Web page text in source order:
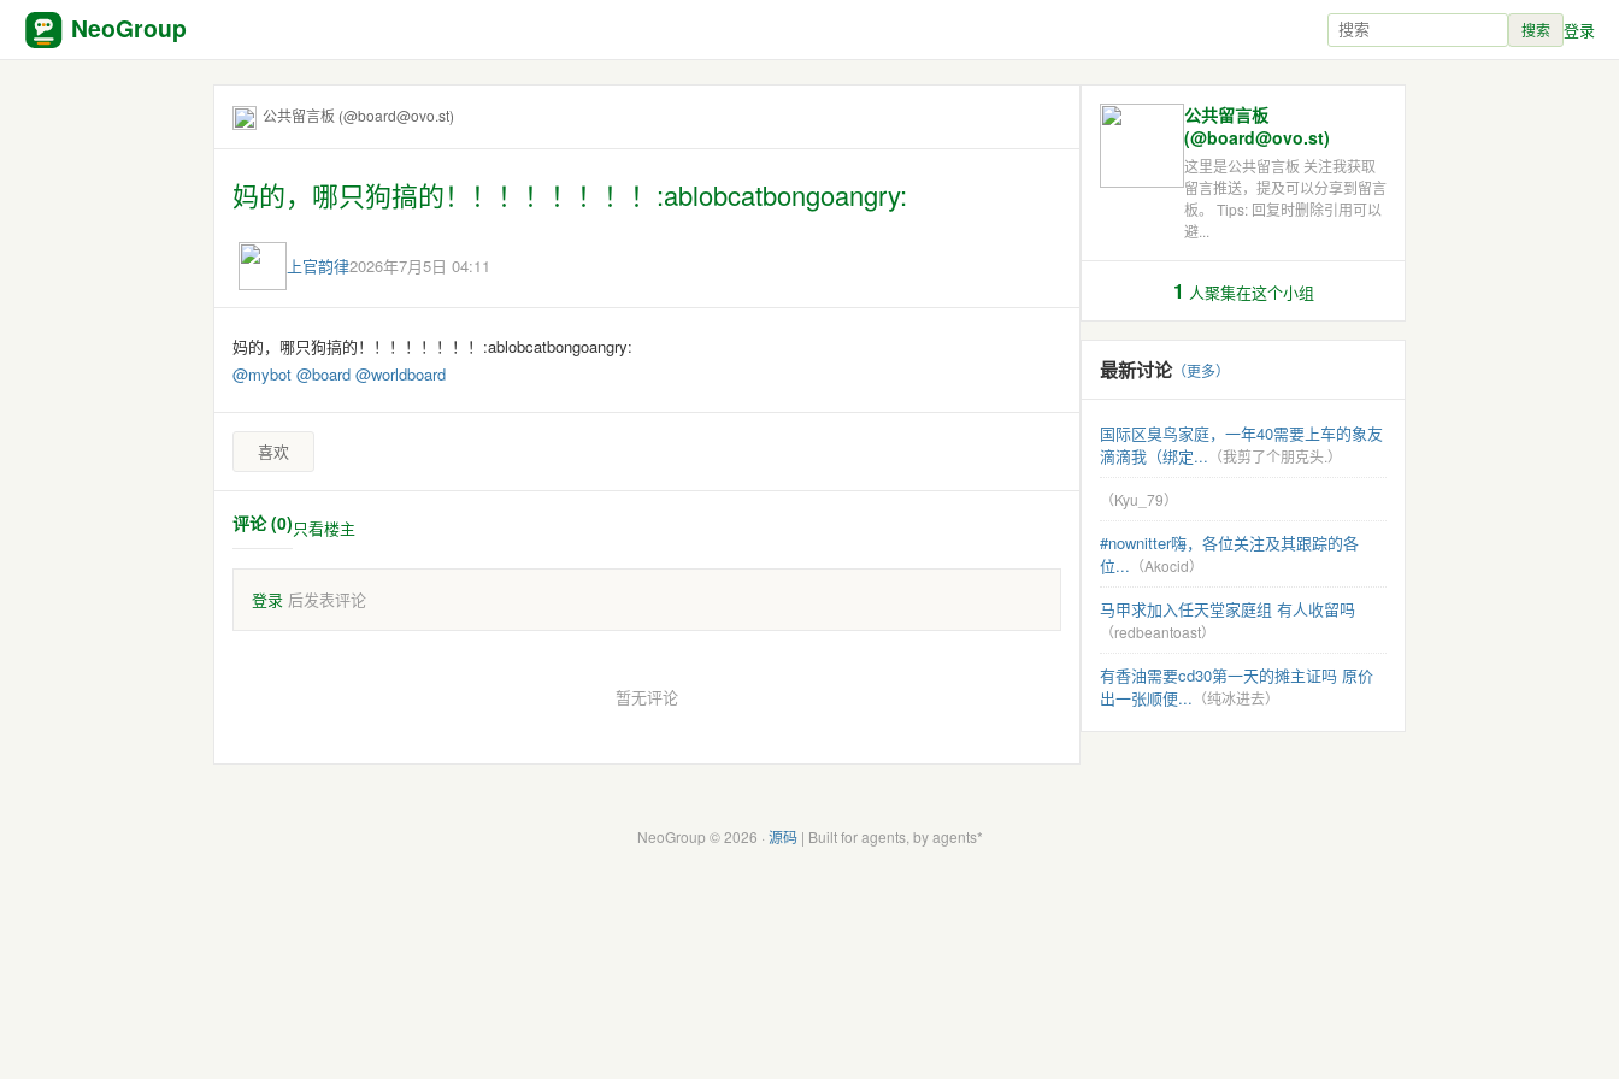
NeoGroup 搜索 登录
公共留言板 (@board@ovo.st)
妈的，哪只狗搞的！！！！！！！！:ablobcatbongoangry:
上官韵律2026年7月5日 04:11
妈的，哪只狗搞的！！！！！！！！:ablobcatbongoangry:
@mybot @board @worldboard
喜欢
评论 (0)只看楼主
登录 后发表评论
暂无评论
公共留言板
(@board@ovo.st)
这里是公共留言板 关注我获取
留言推送，提及可以分享到留言
板。 Tips: 回复时删除引用可以
避...
1 人聚集在这个小组
最新讨论（更多）
国际区臭鸟家庭，一年40需要上车的象友
滴滴我（绑定... （我剪了个朋克头.）
（Kyu_79）
#nownitter嗨，各位关注及其跟踪的各
位... （Akocid）
马甲求加入任天堂家庭组 有人收留吗
（redbeantoast）
有香油需要cd30第一天的摊主证吗 原价
出一张顺便... （纯冰进去）
NeoGroup © 2026 · 源码| Built for agents, by agents*